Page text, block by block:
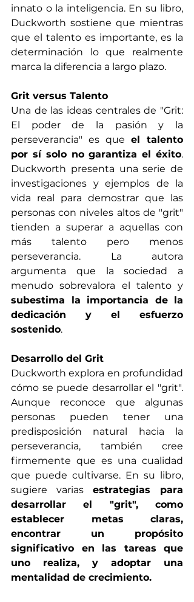
innato o la inteligencia. En su libro,
Duckworth sostiene que mientras
que el talento es importante, es la
determinación lo que realmente
marca la diferencia a largo plazo.
Grit versus Talento
Una de las ideas centrales de "Grit:
El poder de la pasión y la
perseverancia" es que el talento
por sí solo no garantiza el éxito.
Duckworth presenta una serie de
investigaciones y ejemplos de la
vida real para demostrar que las
personas con niveles altos de "grit"
tienden a superar a aquellas con
más talento pero menos
perseverancia. La autora
argumenta que la sociedad a
subestima la importancia de la
dedicación y el esfuerzo
sostenido.
Desarrollo del Grit
Duckworth explora en profundidad
cómo se puede desarrollar el "grit".
Aunque reconoce que algunas
personas pueden tener una
predisposición natural hacia la
perseverancia, también cree
firmemente que es una cualidad
que puede cultivarse. En su libro,
sugiere varias estrategias para
desarrollar el "grit", como
establecer metas claras,
encontrar un propósito
significativo en las tareas que
uno realiza, y adoptar una
mentalidad de crecimiento.